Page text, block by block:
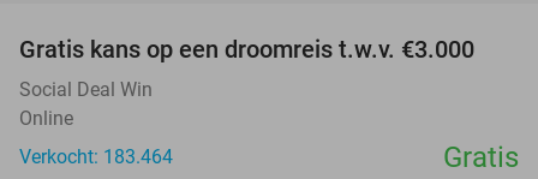
Gratis kans op een droomreis t.w.v. €3.000
Social Deal Win
Online
Verkocht: 183.464
Gratis